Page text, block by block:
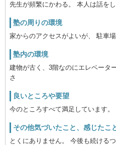
先生が頻繁にかわる。 本人は話を
塾の周りの環境
家からのアクセスがよいが、 駐車
塾内の環境
建物が古く、3階なのにエレベータ
さ
良いところや要望
今のところすべて満足しています。
その他気づいたこと、感じたこ
とくにありません。 今後も続ける